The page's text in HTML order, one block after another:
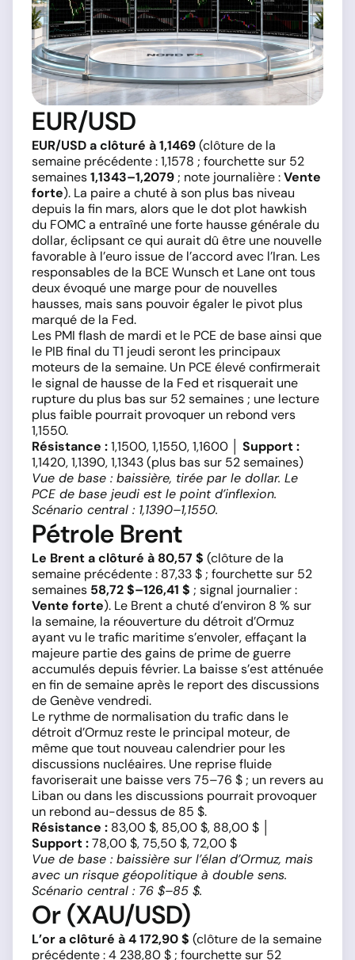
EUR/USD
EUR/USD a clôturé à 1,1469(clôture de la
semaine précédente : 1,1578 ; fourchette sur 52
semaines1,1343–1,2079 ; note journalière :Vente
forte). La paire a chuté à son plus bas niveau
depuis la fin mars, alors que le dot plot hawkish
du FOMC a entraîné une forte hausse générale du
dollar, éclipsant ce qui aurait dû être une nouvelle
favorable à l’euro issue de l’accord avec l’Iran. Les
responsables de la BCE Wunsch et Lane ont tous
deux évoqué une marge pour de nouvelles
hausses, mais sans pouvoir égaler le pivot plus
marqué de la Fed.
Les PMI flash de mardi et le PCE de base ainsi que
le PIB final du T1 jeudi seront les principaux
moteurs de la semaine. Un PCE élevé confirmerait
le signal de hausse de la Fed et risquerait une
rupture du plus bas sur 52 semaines ; une lecture
plus faible pourrait provoquer un rebond vers
1,1550.
Résistance :1,1500, 1,1550, 1,1600 │ Support :
1,1420, 1,1390, 1,1343 (plus bas sur 52 semaines)
Vue de base : baissière, tirée par le dollar. Le
PCE de base jeudi est le point d’inflexion.
Scénario central : 1,1390–1,1550.
Pétrole Brent
Le Brent a clôturé à 80,57 $ (clôture de la
semaine précédente : 87,33 $ ; fourchette sur 52
semaines 58,72 $–126,41 $ ; signal journalier :
Vente forte). Le Brent a chuté d’environ 8 % sur
la semaine, la réouverture du détroit d’Ormuz
ayant vu le trafic maritime s’envoler, effaçant la
majeure partie des gains de prime de guerre
accumulés depuis février. La baisse s’est atténuée
en fin de semaine après le report des discussions
de Genève vendredi.
Le rythme de normalisation du trafic dans le
détroit d’Ormuz reste le principal moteur, de
même que tout nouveau calendrier pour les
discussions nucléaires. Une reprise fluide
favoriserait une baisse vers 75–76 $ ; un revers au
Liban ou dans les discussions pourrait provoquer
un rebond au-dessus de 85 $.
Résistance : 83,00 $, 85,00 $, 88,00 $ │
Support :78,00 $, 75,50 $, 72,00 $
Vue de base : baissière sur l’élan d’Ormuz, mais
avec un risque géopolitique à double sens.
Scénario central : 76 $–85 $.
Or (XAU/USD)
L’or a clôturé à 4 172,90 $ (clôture de la semaine
précédente : 4 238,80 $ ; fourchette sur 52